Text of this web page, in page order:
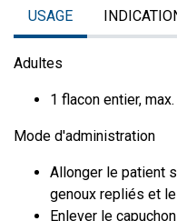
USAGE
Adultes
1 flacon entier,
Mode d'administration
Allonger le patient
genoux repliés et
Enlever le